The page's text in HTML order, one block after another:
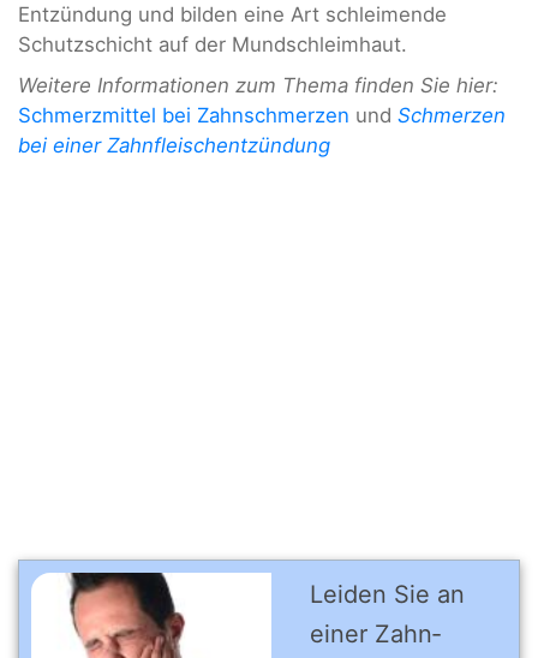
Entzündung und bilden eine Art schleimende
Schutzschicht auf der Mundschleimhaut.
Weitere Informationen zum Thema finden Sie hier:
Schmerzmittel bei Zahnschmerzen und Schmerzen
bei einer Zahnfleischentzündung
Leiden Sie an
einer Zahn­